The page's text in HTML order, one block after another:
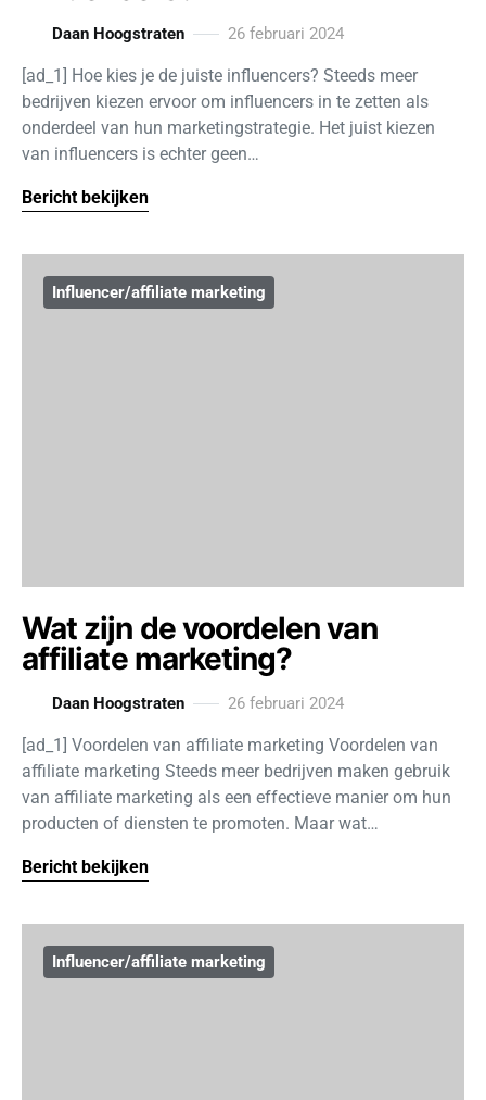
Daan Hoogstraten 26 februari 2024
[ad_1] Hoe kies je de juiste influencers? Steeds meer
bedrijven kiezen ervoor om influencers in te zetten als
onderdeel van hun marketingstrategie. Het juist kiezen
van influencers is echter geen…
Bericht bekijken
Influencer/affiliate marketing
Wat zijn de voordelen van
affiliate marketing?
Daan Hoogstraten 26 februari 2024
[ad_1] Voordelen van affiliate marketing Voordelen van
affiliate marketing Steeds meer bedrijven maken gebruik
van affiliate marketing als een effectieve manier om hun
producten of diensten te promoten. Maar wat…
Bericht bekijken
Influencer/affiliate marketing